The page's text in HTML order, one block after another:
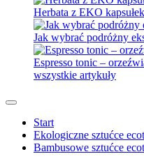
Herbata z EKO
Jak wybrać podróżny
Espresso tonic –
wszystkie artykuły
Start
Ekologiczne sztućce
Bambusowe sztućce